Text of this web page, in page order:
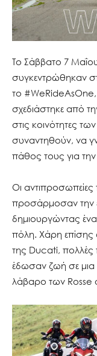
To Σάββατο 7
συγκεντρώθηκαν
το
σχεδιάστηκε από
στις κοινότητες
συναντηθούν, να
πάθος τους για
Οι αντιπροσωπείες
προσάρμοσαν την
δημιουργώντας
πόλη. Χάρη επίσης
της Ducati, πολλές
έδωσαν ζωή σε μια
λάβαρο των